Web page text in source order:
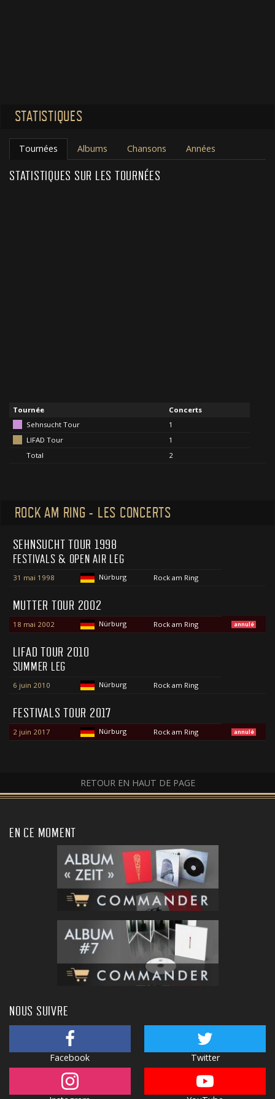
STATISTIQUES
Tournées Albums Chansons Années
STATISTIQUES SUR LES TOURNÉES
Tournée
Concerts
Sehnsucht Tour
1
LIFAD Tour
1
Total
2
ROCK AM RING - LES CONCERTS
SEHNSUCHT TOUR 1998
FESTIVALS & OPEN AIR LEG
31 mai 1998 Nürburg Rock am Ring
MUTTER TOUR 2002
18 mai 2002 Nürburg Rock am Ring annulé
LIFAD TOUR 2010
SUMMER LEG
6 juin 2010 Nürburg Rock am Ring
FESTIVALS TOUR 2017
2 juin 2017 Nürburg Rock am Ring annulé
RETOUR EN HAUT DE PAGE
EN CE MOMENT
NOUS SUIVRE
Facebook Twitter